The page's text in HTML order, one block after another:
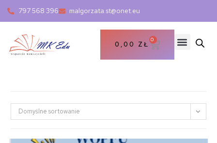
797 568 396 malgorzata.st@onet.eu
0,00 ZŁ
0
Domyślne sortowanie